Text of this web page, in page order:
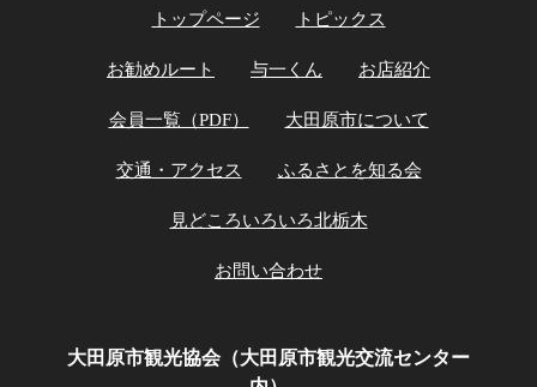
トップページ トピックス
お勧めルート 与一くん お店紹介
会員一覧（PDF） 大田原市について
交通・アクセス ふるさとを知る会
見どころいろいろ北栃木
お問い合わせ
大田原市観光協会（大田原市観光交流センター